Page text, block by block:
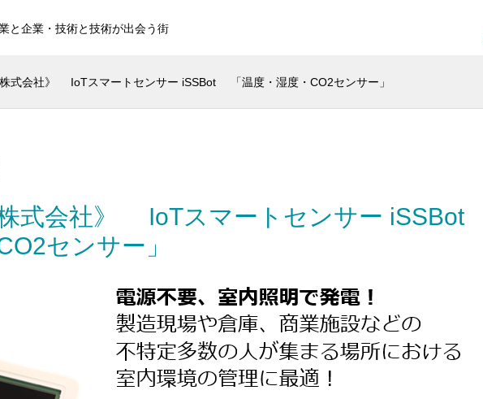
と企業・技術と技術が出会う街
株式会社》 IoTスマートセンサー iSSBot 「温度・湿度・CO2センサー」
株式会社》 IoTスマートセンサー iSSBot
CO2センサー」